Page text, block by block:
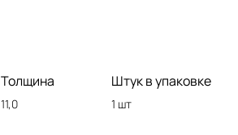
Толщина
11,0
Штук в упаковке
1 шт